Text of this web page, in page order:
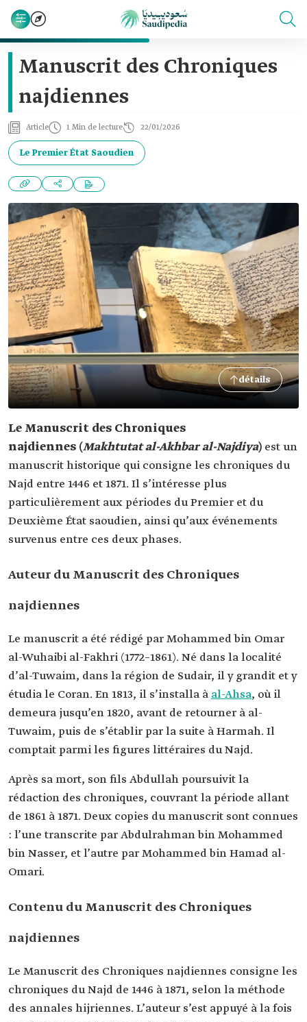
Manuscrit des Chroniques
najdiennes
Article 1 Min de lecture 22/01/2026
Le Premier État Saoudien
détails
Le Manuscrit des Chroniques
najdiennes (Makhtutat al-Akhbar al-Najdiya) est un
manuscrit historique qui consigne les chroniques du
Najd entre 1446 et 1871. Il s’intéresse plus
particulièrement aux périodes du Premier et du
Deuxième État saoudien, ainsi qu’aux événements
survenus entre ces deux phases.
Auteur du Manuscrit des Chroniques
najdiennes
Le manuscrit a été rédigé par Mohammed bin Omar
al-Wuhaibi al-Fakhri (1772–1861). Né dans la localité
d’al-Tuwaim, dans la région de Sudair, il y grandit et y
étudia le Coran. En 1813, il s’installa à al-Ahsa, où il
demeura jusqu’en 1820, avant de retourner à al-
Tuwaim, puis de s’établir par la suite à Harmah. Il
comptait parmi les figures littéraires du Najd.
Après sa mort, son fils Abdullah poursuivit la
rédaction des chroniques, couvrant la période allant
de 1861 à 1871. Deux copies du manuscrit sont connues
: l’une transcrite par Abdulrahman bin Mohammed
bin Nasser, et l’autre par Mohammed bin Hamad al-
Omari.
Contenu du Manuscrit des Chroniques
najdiennes
Le Manuscrit des Chroniques najdiennes consigne les
chroniques du Najd de 1446 à 1871, selon la méthode
des annales hijriennes. L’auteur s’est appuyé à la fois